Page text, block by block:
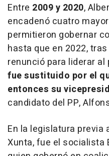
Entre 2009 y 2020,
encadenó cuatro
permitieron gobernar
hasta que en 2022,
renunció para liderar
fue sustituido por el
entonces su
candidato del PP,
En la legislatura previa
Xunta, fue el socialista